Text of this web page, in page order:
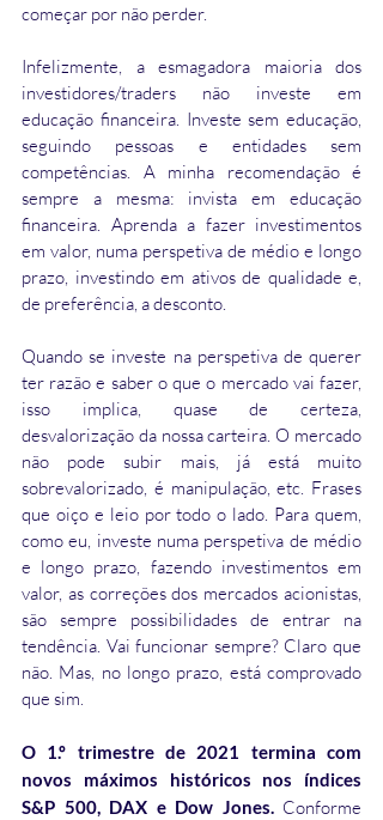
começar por não perder.
Infelizmente, a esmagadora maioria dos
investidores/traders não investe em
educação financeira. Investe sem educação,
seguindo pessoas e entidades sem
competências. A minha recomendação é
sempre a mesma: invista em educação
financeira. Aprenda a fazer investimentos
em valor, numa perspetiva de médio e longo
prazo, investindo em ativos de qualidade e,
de preferência, a desconto.
Quando se investe na perspetiva de querer
ter razão e saber o que o mercado vai fazer,
isso implica, quase de certeza,
desvalorização da nossa carteira. O mercado
não pode subir mais, já está muito
sobrevalorizado, é manipulação, etc. Frases
que oiço e leio por todo o lado. Para quem,
como eu, investe numa perspetiva de médio
e longo prazo, fazendo investimentos em
valor, as correções dos mercados acionistas,
são sempre possibilidades de entrar na
tendência. Vai funcionar sempre? Claro que
não. Mas, no longo prazo, está comprovado
que sim.
O 1.º trimestre de 2021 termina com
novos máximos históricos nos índices
S&P 500, DAX e Dow Jones. Conforme